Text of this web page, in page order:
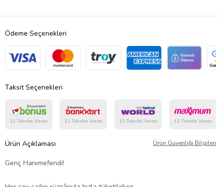
Ödeme Seçenekleri
Taksit Seçenekleri
Ürün Açıklaması Ürün Güvenliği Bilgileri
Genç Hanımefendi!